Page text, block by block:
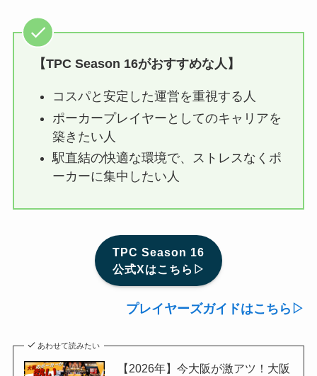
【TPC Season 16がおすすめな人】
コスパと安定した運営を重視する人
ポーカープレイヤーとしてのキャリアを
築きたい人
駅直結の快適な環境で、ストレスなくポ
ーカーに集中したい人
TPC Season 16
公式Xはこちら▷
プレイヤーズガイドはこちら▷
あわせて読みたい
【2026年】今大阪が激アツ！大阪